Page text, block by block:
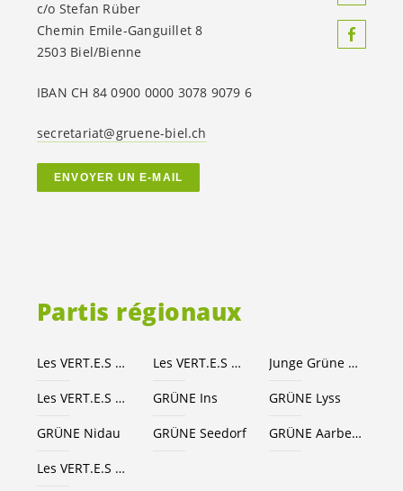
Partis régionaux
Les VERT.E.S Les VERT.E.S Junge Grüne Kanton Bern
Les VERT.E.S GRÜNE Ins GRÜNE Lyss
GRÜNE Nidau GRÜNE Seedorf GRÜNE Aarberg
Les VERT.E.S
c/o Stefan Rüber
Chemin Emile-Ganguillet 8
2503 Biel/Bienne
IBAN CH 84 0900 0000 3078 9079 6
secretariat@gruene-biel.ch
ENVOYER UN E-MAIL